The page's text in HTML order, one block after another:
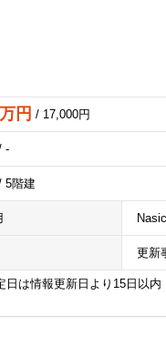
円 / 17,000円
-
5階建
更新
日は情報更新日より15日以内